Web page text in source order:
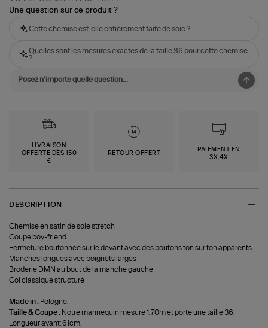
Une question sur ce produit ?
Cette chemise est-elle entièrement faite de soie ?
Quelles sont les mesures exactes de la taille 36 pour cette chemise
?
LIVRAISON
OFFERTE DÈS 150
€
RETOUR OFFERT
PAIEMENT EN
3X,4X
DESCRIPTION
Chemise en satin de soie stretch
Coupe boy-friend
Fermeture boutonnée sur le devant avec des boutons ton sur ton apparents
Manches longues avec poignets larges
Broderie DMN au bout de la manche gauche
Col classique structuré
Made in : Pologne.
Taille & Coupe : Notre mannequin mesure 1,70m et porte une taille 36.
Longueur avant: 61cm.